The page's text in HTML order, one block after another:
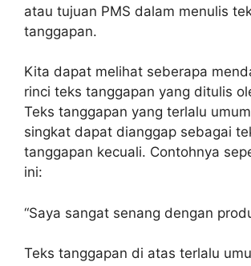
atau tujuan PMS dalam menulis
tanggapan.
Kita dapat melihat seberapa
rinci teks tanggapan yang ditulis
Teks tanggapan yang terlalu
singkat dapat dianggap sebagai
tanggapan kecuali. Contohnya
ini:
“Saya sangat senang dengan
Teks tanggapan di atas terlalu